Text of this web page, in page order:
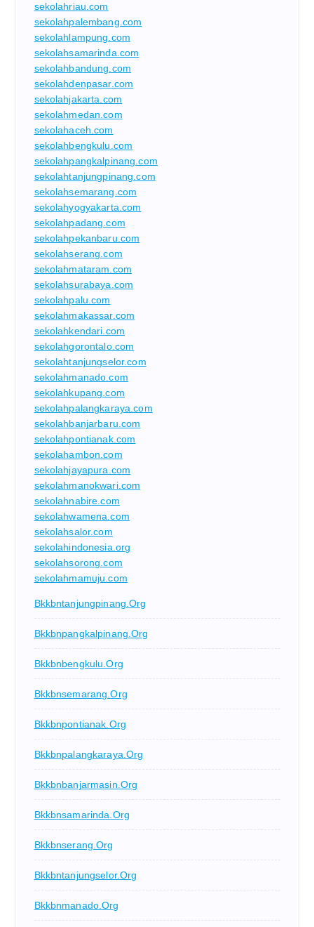
sekolahriau.com
sekolahpalembang.com
sekolahlampung.com
sekolahsamarinda.com
sekolahbandung.com
sekolahdenpasar.com
sekolahjakarta.com
sekolahmedan.com
sekolahaceh.com
sekolahbengkulu.com
sekolahpangkalpinang.com
sekolahtanjungpinang.com
sekolahsemarang.com
sekolahyogyakarta.com
sekolahpadang.com
sekolahpekanbaru.com
sekolahserang.com
sekolahmataram.com
sekolahsurabaya.com
sekolahpalu.com
sekolahmakassar.com
sekolahkendari.com
sekolahgorontalo.com
sekolahtanjungselor.com
sekolahmanado.com
sekolahkupang.com
sekolahpalangkaraya.com
sekolahbanjarbaru.com
sekolahpontianak.com
sekolahambon.com
sekolahjayapura.com
sekolahmanokwari.com
sekolahnabire.com
sekolahwamena.com
sekolahsalor.com
sekolahindonesia.org
sekolahsorong.com
sekolahmamuju.com
Bkkbntanjungpinang.org
Bkkbnpangkalpinang.org
Bkkbnbengkulu.org
Bkkbnsemarang.org
Bkkbnpontianak.org
Bkkbnpalangkaraya.org
Bkkbnbanjarmasin.org
Bkkbnsamarinda.org
Bkkbnserang.org
Bkkbntanjungselor.org
Bkkbnmanado.org